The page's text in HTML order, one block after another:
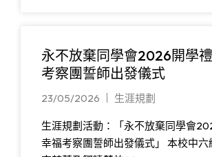
永不放棄同學會2026開學
考察團誓師出發儀式
23/05/2026 生涯規劃
生涯規劃活動：「永不放棄同學會
幸福考察團誓師出發儀式」 本校中六